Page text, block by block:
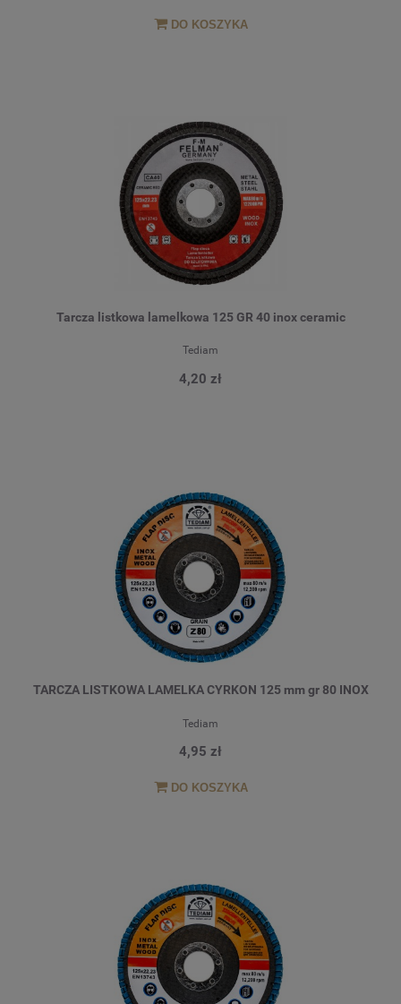
DO KOSZYKA
Tarcza listkowa lamelkowa 125 GR 40 inox ceramic
Tediam
4,20 zł
TARCZA LISTKOWA LAMELKA CYRKON 125 mm gr 80 INOX
Tediam
4,95 zł
DO KOSZYKA